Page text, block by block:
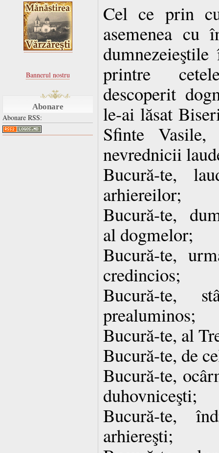
Bannerul nostru
Abonare
Abonare RSS:
Cel ce prin
asemenea cu
printre
descoperit
le-ai lăsat
Sfinte
nevrednicii
Bucură-te,
arhiereilor;
Bucură-te,
al dogmelor;
Bucură-te,
credincios;
Bucură-te,
prealuminos;
Bucură-te, al
Bucură-te, de
Bucură-te,
duhovniceşti;
Bucură-te,
arhiereşti;